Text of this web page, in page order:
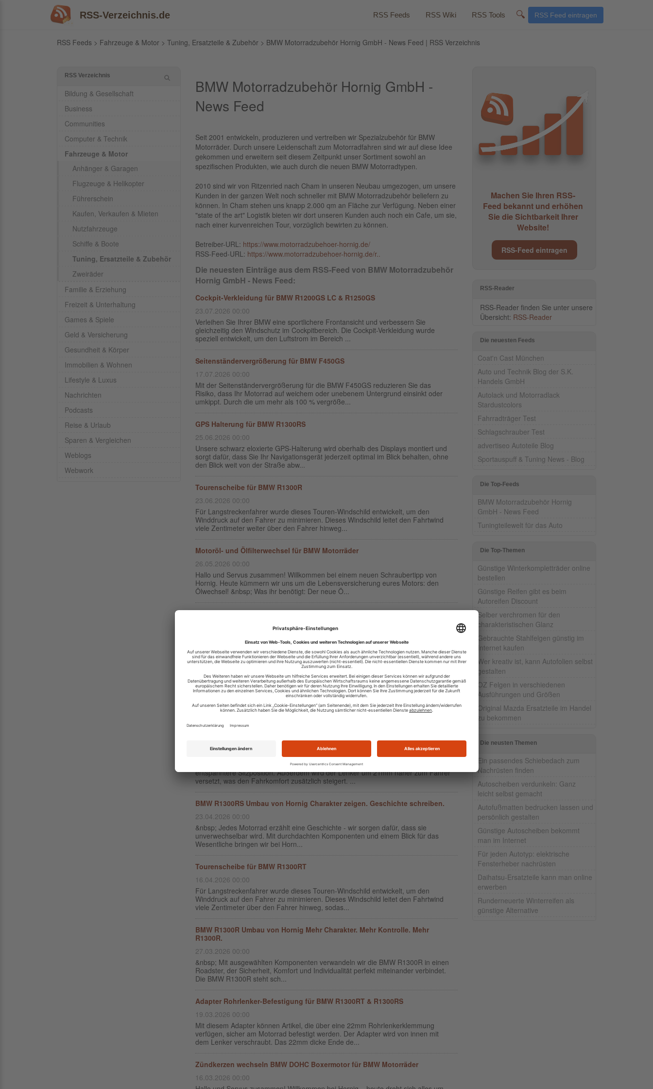
RSS-Verzeichnis.de RSS Feeds RSS Wiki RSS Tools 🔍 RSS Feed eintragen
RSS Feeds > Fahrzeuge & Motor > Tuning, Ersatzteile & Zubehör > BMW Motorradzubehör Hornig GmbH - News Feed | RSS Verzeichnis
RSS Verzeichnis
Bildung & Gesellschaft
Business
Communities
Computer & Technik
Fahrzeuge & Motor
Anhänger & Garagen
Flugzeuge & Helikopter
Führerschein
Kaufen, Verkaufen & Mieten
Nutzfahrzeuge
Schiffe & Boote
Tuning, Ersatzteile & Zubehör
Zweiräder
Familie & Erziehung
Freizeit & Unterhaltung
Games & Spiele
Geld & Versicherung
Gesundheit & Körper
Immobilien & Wohnen
Lifestyle & Luxus
Nachrichten
Podcasts
Reise & Urlaub
Sparen & Vergleichen
Weblogs
Webwork
BMW Motorradzubehör Hornig GmbH -
News Feed
Seit 2001 entwickeln, produzieren und vertreiben wir Spezialzubehör für BMW
Motorräder. Durch unsere Leidenschaft zum Motorradfahren sind wir auf diese Idee
gekommen und erweitern seit diesem Zeitpunkt unser Sortiment sowohl an
spezifischen Produkten, wie auch durch die neuen BMW Motorradtypen.
2010 sind wir von Ritzenried nach Cham in unseren Neubau umgezogen, um unsere
Kunden in der ganzen Welt noch schneller mit BMW Motorradzubehör beliefern zu
können. In Cham stehen uns knapp 2.000 qm an Fläche zur Verfügung. Neben einer
"state of the art" Logistik bieten wir dort unseren Kunden auch noch ein Cafe, um sie,
nach einer kurvenreichen Tour, vorzüglich bewirten zu können.
Betreiber-URL: https://www.motorradzubehoer-hornig.de/
RSS-Feed-URL: https://www.motorradzubehoer-hornig.de/r..
Die neuesten Einträge aus dem RSS-Feed von BMW Motorradzubehör
Hornig GmbH - News Feed:
Cockpit-Verkleidung für BMW R1200GS LC & R1250GS
23.07.2026 00:00
Verleihen Sie Ihrer BMW eine sportlichere Frontansicht und verbessern Sie
gleichzeitig den Windschutz im Cockpitbereich. Die Cockpit-Verkleidung wurde
speziell entwickelt, um den Luftstrom im Bereich ...
Seitenständervergrößerung für BMW F450GS
17.07.2026 00:00
Mit der Seitenständervergrößerung für die BMW F450GS reduzieren Sie das
Risiko, dass Ihr Motorrad auf weichem oder unebenem Untergrund einsinkt oder
umkippt. Durch die um mehr als 100 % vergröße...
GPS Halterung für BMW R1300RS
25.06.2026 00:00
Unsere schwarz eloxierte GPS-Halterung wird oberhalb des Displays montiert und
sorgt dafür, dass Sie Ihr Navigationsgerät jederzeit optimal im Blick behalten, ohne
den Blick weit von der Straße abw...
Tourenscheibe für BMW R1300R
23.06.2026 00:00
Für Langstreckenfahrer wurde dieses Touren-Windschild entwickelt, um den
Winddruck auf den Fahrer zu minimieren. Dieses Windschild leitet den Fahrtwind
viele Zentimeter weiter über den Fahrer hinweg...
Motoröl- und Ölfilterwechsel für BMW Motorräder
26.05.2026 00:00
Hallo und Servus zusammen! Willkommen bei einem neuen Schraubertipp von
Hornig. Heute kümmern wir uns um die Lebensversicherung eures Motors: den
Ölwechsel! &nbsp; Was ihr benötigt: Der neue Ö...
Die Innentaschen erleichtern das Be- und Entladen der Koffer und sind ausziehbar.
Kleinteile oder Papiere können in dem zusätzlichen Fach, das sich immer auf der
Außenseite befindet, verstaut werde...
Bremsbeläge wechseln für BMW Motorräder
18.05.2026 00:00
Auf jeder Bremsscheibe ist die Mindestdicke in Millimetern angegeben. Prüft diese
Dicke an mehreren Stellen der Scheibe mit einer Bügelmessschraube nach. Liegt
Lenkererhöhung mit Versatz für BMW R1300R
13.05.2026 00:00
Die Erhöhung des Lenkers um 32mm bewirkt eine aufrechtere, deutlich
entspanntere Sitzposition. Außerdem wird der Lenker um 21mm näher zum Fahrer
versetzt, was den Fahrkomfort zusätzlich steigert. ...
BMW R1300RS Umbau von Hornig Charakter zeigen. Geschichte schreiben.
23.04.2026 00:00
&nbsp; Jedes Motorrad erzählt eine Geschichte - wir sorgen dafür, dass sie
unverwechselbar wird. Mit durchdachten Komponenten und einem Blick für das
Wesentliche bringen wir bei Horn...
Tourenscheibe für BMW R1300RT
16.04.2026 00:00
Für Langstreckenfahrer wurde dieses Touren-Windschild entwickelt, um den
Winddruck auf den Fahrer zu minimieren. Dieses Windschild leitet den Fahrtwind
viele Zentimeter über den Fahrer hinweg, sodas...
BMW R1300R Umbau von Hornig Mehr Charakter. Mehr Kontrolle. Mehr
R1300R.
27.03.2026 00:00
&nbsp; Mit ausgewählten Komponenten verwandeln wir die BMW R1300R in einen
Roadster, der Sicherheit, Komfort und Individualität perfekt miteinander verbindet.
Die BMW R1300R steht sch...
Adapter Rohrlenker-Befestigung für BMW R1300RT & R1300RS
19.03.2026 00:00
Mit diesem Adapter können Artikel, die über eine 22mm Rohrlenkerklemmung
verfügen, sicher am Motorrad befestigt werden. Der Adapter wird von innen mit
dem Lenker verschraubt. Das 22mm dicke Ende de...
Zündkerzen wechseln BMW DOHC Boxermotor für BMW Motorräder
16.03.2026 00:00
Machen Sie Ihren RSS-
Feed bekannt und erhöhen
Sie die Sichtbarkeit Ihrer
Website!
RSS-Feed eintragen
RSS-Reader
RSS-Reader finden Sie unter unsere
Übersicht: RSS-Reader
Die neuesten Feeds
Coat'n Cast München
Auto und Technik Blog der S.K.
Handels GmbH
Autolack und Motorradlack
Stardustcolors
Fahrradträger Test
Schlagschrauber Test
advertiseo Autoteile Blog
Sportauspuff & Tuning News - Blog
Die Top-Feeds
BMW Motorradzubehör Hornig
GmbH - News Feed
Tuningteilewelt für das Auto
Die Top-Themen
Günstige Winterkompletträder online
bestellen
Günstige Reifen gibt es beim
Autoreifen Discount
Selber verchromen für den
charakteristischen Glanz
Gebrauchte Stahlfelgen günstig im
Internet kaufen
Wer kreativ ist, kann Autofolien selbst
gestalten
OZ Felgen in verschiedenen
Ausführungen und Größen
Original Mazda Ersatzteile im Handel
zu bekommen
Die neusten Themen
Ein passendes Schiebedach zum
Nachrüsten finden
Autoscheiben verdunkeln: Ganz
leicht selbst gemacht
Autofußmatten bedrucken lassen und
persönlich gestalten
Günstige Autoscheiben bekommt
man im Internet
Für jeden Autotyp: elektrische
Fensterheber nachrüsten
Daihatsu-Ersatzteile kann man online
erwerben
Runderneuerte Winterreifen als
günstige Alternative